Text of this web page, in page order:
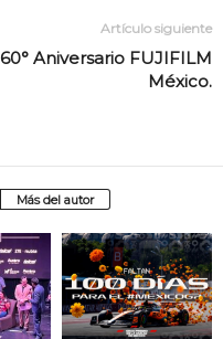
Artículo siguiente
60° Aniversario FUJIFILM
México.
Más del autor